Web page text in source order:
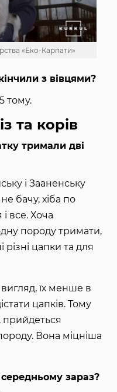
«Еко-Карпати»
з вівцями?
тому.
та корів
тримали дві
і Зааненську
бачу, хіба по
все. Хоча
породу тримати,
цапки та для
їх менше в
цапків. Тому
Вона міцніша
зараз?